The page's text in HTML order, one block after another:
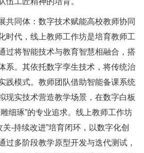
同体：数字技术赋能高校教师协同
时代，线上教师工作坊是培育教师工
过将智能技术与教育智慧相融合，搭
系。其依托数字孪生技术，将传统治
践模式。教师团队借助智能备课系统
现实技术营造教学场景，在数字白板
雕细琢”的专业追求。线上教师工作坊
-持续改进”培育闭环，以数字化创
过多阶段教学原型开发与迭代测试，